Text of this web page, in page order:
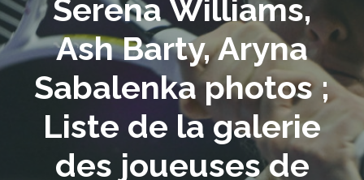
Serena Williams,
Ash Barty, Aryna
Sabalenka photos ;
Liste de la galerie
des joueuses de